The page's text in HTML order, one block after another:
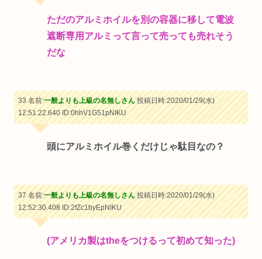
ただのアルミホイルを別の容器に移して電波
遮断専用アルミって言って売っても売れそう
だな
33 名前:一般よりも上級の名無しさん投稿日時:2020/01/29(水)
12:51:22.640ID:0hhV1G51pNIKU
頭にアルミホイル巻くだけじゃ駄目なの？
37 名前:一般よりも上級の名無しさん投稿日時:2020/01/29(水)
12:52:30.408ID:2fZc1byEpNIKU
(アメリカ製はtheをつけるって初めて知った)